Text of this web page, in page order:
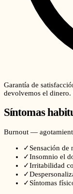
Garantía de
devolvemos el dinero.
Síntomas
Burnout —
✓ Sensación de
✓Insomnio el
✓Irritabilidad
✓
✓ Síntomas